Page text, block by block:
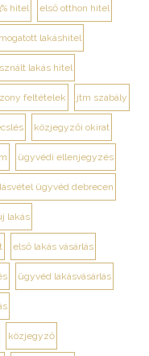
hitel első otthon hitel
lakáshitel
lakás hitel
feltételek jtm szabály
közjegyzői okirat
ügyvédi ellenjegyzés
ügyvéd debrecen
lakás
első lakás vásárlás
ügyvéd lakásvásárlás
közjegyző